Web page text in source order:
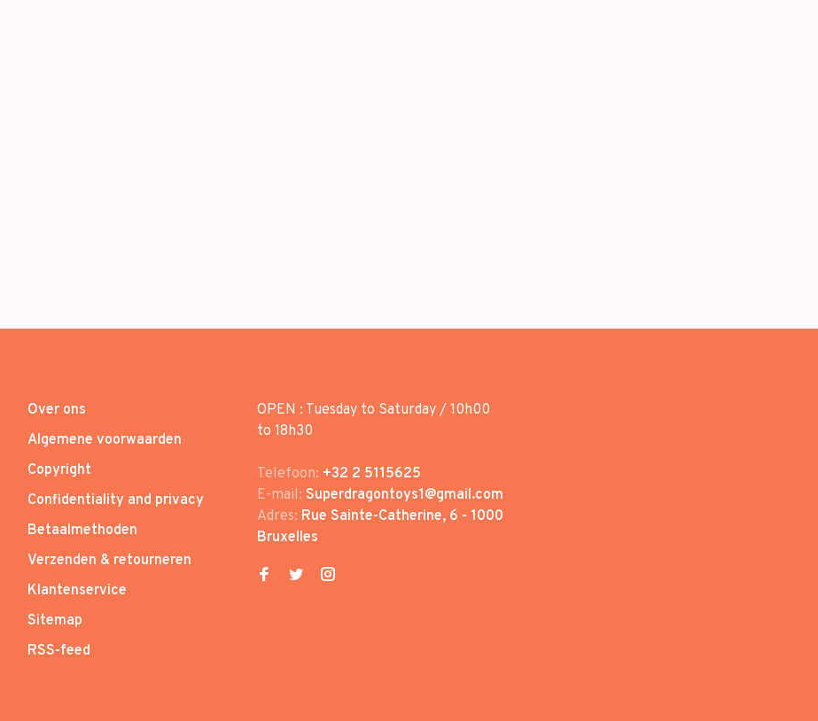
Over ons
Algemene voorwaarden
Copyright
Confidentiality and privacy
Betaalmethoden
Verzenden & retourneren
Klantenservice
Sitemap
RSS-feed
OPEN : Tuesday to Saturday / 10h00
to 18h30
Telefoon: +32 2 5115625
E-mail: Superdragontoys1@gmail.com
Adres: Rue Sainte-Catherine, 6 - 1000
Bruxelles